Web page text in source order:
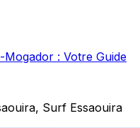
: Votre Guide
Surf Essaouira